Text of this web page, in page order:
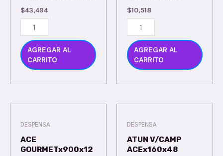
$43,494
AGREGAR AL
CARRITO
$10,518
AGREGAR AL
CARRITO
DESPENSA
ACE
GOURMETx900x12
DESPENSA
ATUN V/CAMP
ACEx160x48